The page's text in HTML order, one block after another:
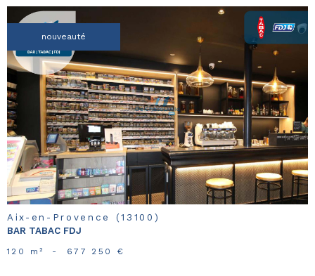
nouveauté
voir le
bien
Aix-en-Provence (13100)
BAR TABAC FDJ
120 m² - 677 250 €